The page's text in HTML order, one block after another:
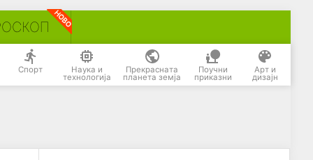
Спорт Наука и
технологија
Прекрасната
планета земја
Поучни
приказни
Арт и
дизајн